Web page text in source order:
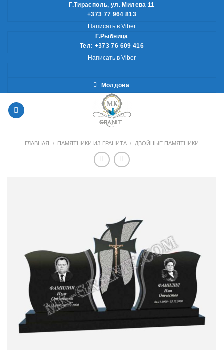
Г.Тирасполь, ул. Милева 11
+373 77 964 813
Написать в Viber
Г.Рыбница
Тел: +373 76 609 416
Написать в Viber
Молдова
ГЛАВНАЯ / ПАМЯТНИКИ ИЗ ГРАНИТА / ДВОЙНЫЕ ПАМЯТНИКИ